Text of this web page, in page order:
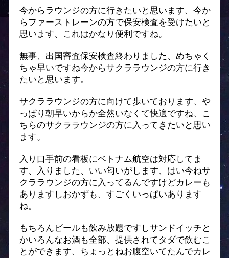
今からラウンジの方に行きたいと思います、今か
らファーストレーンの方で保安検査を受けたいと
思います、これはかなり便利ですね。
無事、出国審査保安検査終わりました、めちゃく
ちゃ早いですね今からサクララウンジの方に行き
たいと思います。
サクララウンジの方に向けて歩いております、や
っぱり朝早いからか全然いなくて快適ですね、こ
ちらのサクララウンジの方に入ってきたいと思い
ます。
入り口手前の看板にベトナム航空は対応してま
す、入りました、いい匂いがします、はい今ねサ
クララウンジの方に入ってるんですけどカレーも
ありますしおかずも、すごくいっぱいあります
ね。
もちろんビールも飲み放題ですしサンドイッチと
かいろんなお酒も全部、提供されてタダで飲むこ
とができます、ちょっとねお腹空いてたんでカレ